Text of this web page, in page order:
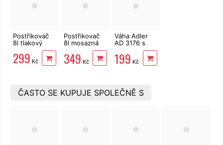
Postřikovač
8l tlakový
299 Kč
Postřikovač
8l mosazná
tlakový
349 Kč
Váha Adler
AD 3176 s
přesností
0,01g
199 Kč
ČASTO SE KUPUJE SPOLEČNĚ S